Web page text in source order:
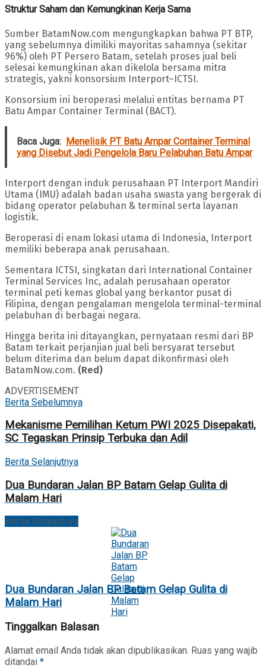
Struktur Saham dan Kemungkinan Kerja Sama
Sumber BatamNow.com mengungkapkan bahwa PT BTP,
yang sebelumnya dimiliki mayoritas sahamnya (sekitar
96%) oleh PT Persero Batam, setelah proses jual beli
selesai kemungkinan akan dikelola bersama mitra
strategis, yakni konsorsium Interport–ICTSI.
Konsorsium ini beroperasi melalui entitas bernama PT
Batu Ampar Container Terminal (BACT).
Baca Juga: Menelisik PT Batu Ampar Container Terminal
yang Disebut Jadi Pengelola Baru Pelabuhan Batu Ampar
Interport dengan induk perusahaan PT Interport Mandiri
Utama (IMU) adalah badan usaha swasta yang bergerak di
bidang operator pelabuhan & terminal serta layanan
logistik.
Beroperasi di enam lokasi utama di Indonesia, Interport
memiliki beberapa anak perusahaan.
Sementara ICTSI, singkatan dari International Container
Terminal Services Inc, adalah perusahaan operator
terminal peti kemas global yang berkantor pusat di
Filipina, dengan pengalaman mengelola terminal-terminal
pelabuhan di berbagai negara.
Hingga berita ini ditayangkan, pernyataan resmi dari BP
Batam terkait perjanjian jual beli bersyarat tersebut
belum diterima dan belum dapat dikonfirmasi oleh
BatamNow.com. (Red)
ADVERTISEMENT
Berita Sebelumnya
Mekanisme Pemilihan Ketum PWI 2025 Disepakati,
SC Tegaskan Prinsip Terbuka dan Adil
Berita Selanjutnya
Dua Bundaran Jalan BP Batam Gelap Gulita di
Malam Hari
Berita Selanjutnya
Dua Bundaran Jalan BP Batam Gelap Gulita di
Malam Hari
Tinggalkan Balasan
Alamat email Anda tidak akan dipublikasikan. Ruas yang wajib
ditandai *